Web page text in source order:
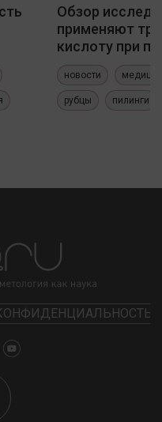
Обзор
применяют
кислоту при
новости
рубцы пилинги